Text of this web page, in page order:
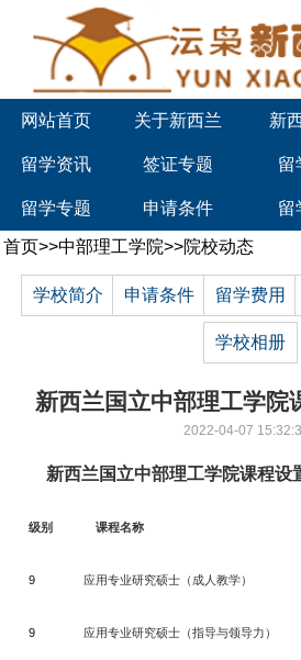
网站首页 关于新西兰 新
留学资讯 签证专题 留
留学专题 申请条件 留
首页>>中部理工学院>>院校动态
学校简介 申请条件 留学费用
学校相册
新西兰国立中部理工学院
2022-04-07
新西兰国立中部理工学院课程设
级别 课程名称
9 应用专业研究硕士（成人教学）
9 应用专业研究硕士（指导与领导力）